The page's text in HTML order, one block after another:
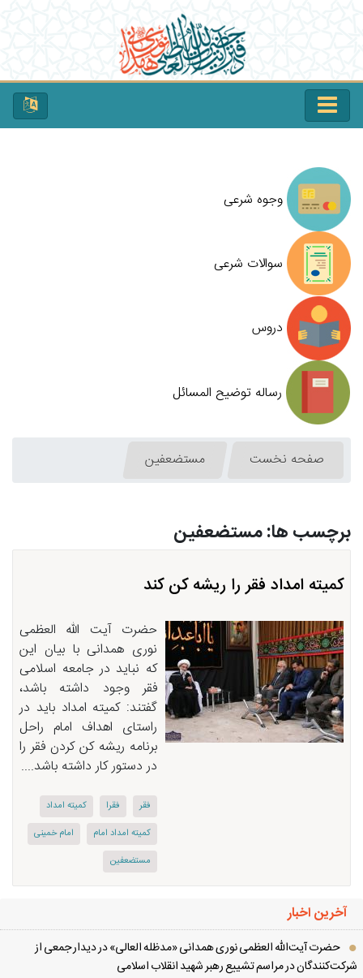
وجوه شرعی
سوالات شرعی
دروس
رساله توضیح المسائل
صفحه نخست مستضعفین
برچسب ها: مستضعفین
کمیته امداد فقر را ریشه کن کند
حضرت آیت الله العظمی
نوری همدانی با بیان این
که نباید در جامعه اسلامی
فقر وجود داشته باشد،
گفتند: کمیته امداد باید در
راستای اهداف امام راحل
برنامه ریشه کن کردن فقر را
در دستور کار داشته باشد....
فقرا
كمیته امداد
كمیته امداد امام
امام خمینی
مستضعفین
آخرین اخبار
حضرت آیت‌الله العظمی نوری همدانی «مدظله العالی» در دیدار جمعی از
در مراسم تشییع رهبر شهید انقلاب اسلامی